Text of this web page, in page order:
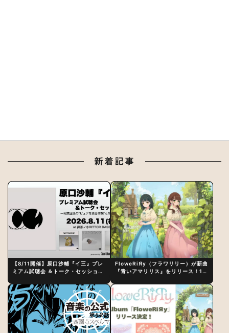
新着記事
【8/11開催】原口沙輔『イ三』プレ
ミアム試聴会 ＆トーク・セッション
制作秘話
FloweRiЯy（フラワリリー）が新曲
『青いアマリリス』をリリース！1st